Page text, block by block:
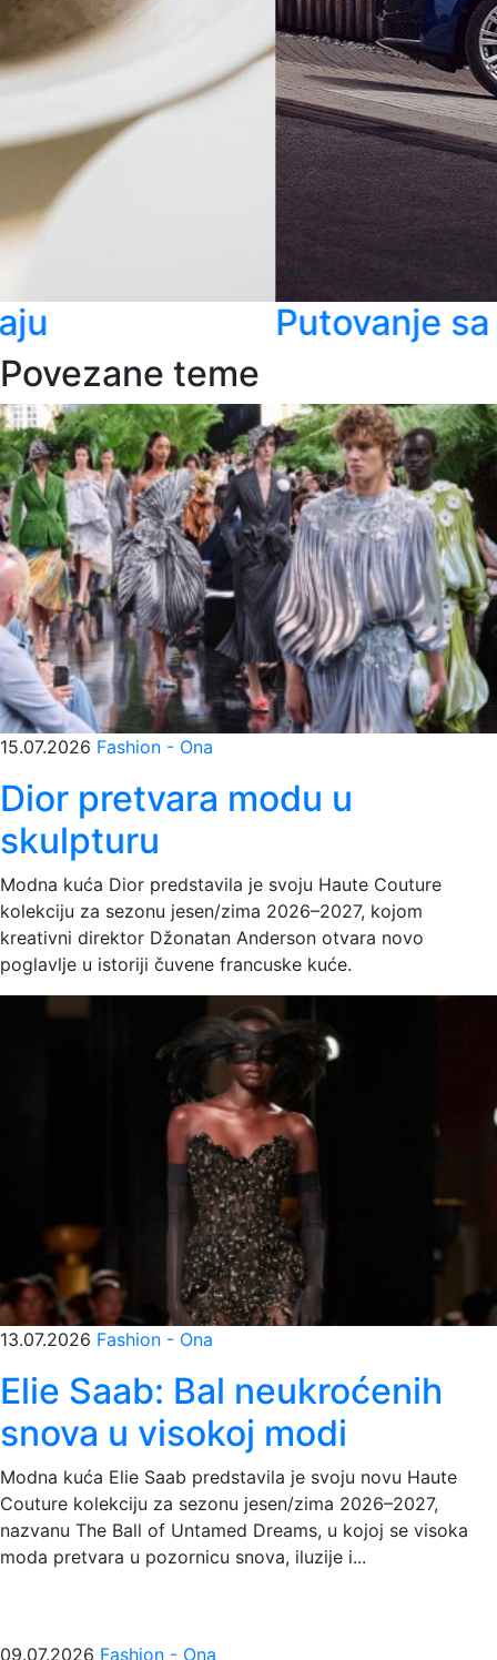
Putovanje sa stilom - Rolls-
Povezane teme
15.07.2026 Fashion - Ona
Dior pretvara modu u
skulpturu
Modna kuća Dior predstavila je svoju Haute Couture
kolekciju za sezonu jesen/zima 2026–2027, kojom
kreativni direktor Džonatan Anderson otvara novo
poglavlje u istoriji čuvene francuske kuće.
13.07.2026 Fashion - Ona
Elie Saab: Bal neukroćenih
snova u visokoj modi
Modna kuća Elie Saab predstavila je svoju novu Haute
Couture kolekciju za sezonu jesen/zima 2026–2027,
nazvanu The Ball of Untamed Dreams, u kojoj se visoka
moda pretvara u pozornicu snova, iluzije i...
09.07.2026 Fashion - Ona